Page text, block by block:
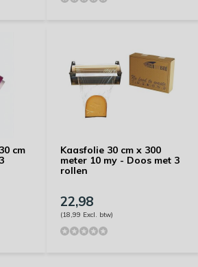
cm
Kaasfolie 30 cm x 300
meter 10 my - Doos met 3
rollen
22,98
(18,99 Excl. btw)